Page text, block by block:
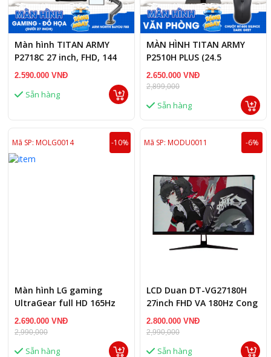
Màn hình TITAN ARMY
P2718C 27 inch, FHD, 144
Hz
2.590.000 VNĐ
Sẵn hàng
MÀN HÌNH TITAN ARMY
P2510H PLUS (24.5
INCH/FHD/260HZ/FAST
IPS/1MS/PHẲNG)
2.650.000 VNĐ
2,899,000
Sẵn hàng
Mã SP: MOLG0014 -10%
Màn hình LG gaming
UltraGear full HD 165Hz
24GQ50F
2.690.000 VNĐ
2,990,000
Sẵn hàng
Mã SP: MODU0011 -6%
LCD Duan DT-VG27180H
27inch FHD VA 180Hz Cong
2.800.000 VNĐ
2,990,000
Sẵn hàng